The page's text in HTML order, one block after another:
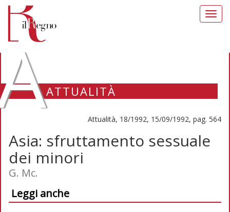
ATTUALITÀ
Attualità, 18/1992, 15/09/1992, pag. 564
Asia: sfruttamento sessuale
dei minori
G. Mc.
Leggi anche